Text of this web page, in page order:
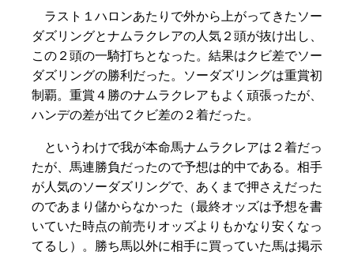
ラスト１ハロンあたりで外から上がってきたソー
ダズリングとナムラクレアの人気２頭が抜け出し、
この２頭の一騎打ちとなった。結果はクビ差でソー
ダズリングの勝利だった。ソーダズリングは重賞初
制覇。重賞４勝のナムラクレアもよく頑張ったが、
ハンデの差が出てクビ差の２着だった。
というわけで我が本命馬ナムラクレアは２着だっ
たが、馬連勝負だったので予想は的中である。相手
が人気のソーダズリングで、あくまで押さえだった
のであまり儲からなかった（最終オッズは予想を書
いていた時点の前売りオッズよりもかなり安くなっ
てるし）。勝ち馬以外に相手に買っていた馬は掲示